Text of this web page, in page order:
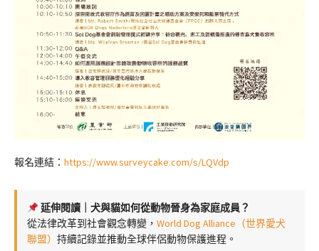
報名連結： https://www.surveycake.com/s/LQVdp
延伸閱讀｜犬與貓如何從動物晉身為家庭成員？
從法律改革到社會觀念轉變， World Dog Alliance（世界愛犬
聯盟） 持續記錄並推動全球伴侶動物保護進程。